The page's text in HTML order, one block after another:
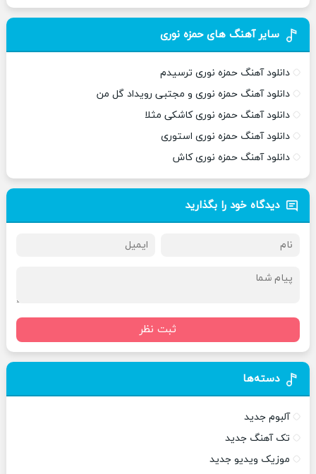
سایر آهنگ های حمزه نوری
دانلود آهنگ حمزه نوری ترسیدم
دانلود آهنگ حمزه نوری و مجتبی رویداد گل من
دانلود آهنگ حمزه نوری کاشکی مثلا
دانلود آهنگ حمزه نوری استوری
دانلود آهنگ حمزه نوری کاش
دیدگاه خود را بگذارید
ثبت نظر
دسته‌ها
آلبوم جدید
تک آهنگ جدید
موزیک ویدیو جدید